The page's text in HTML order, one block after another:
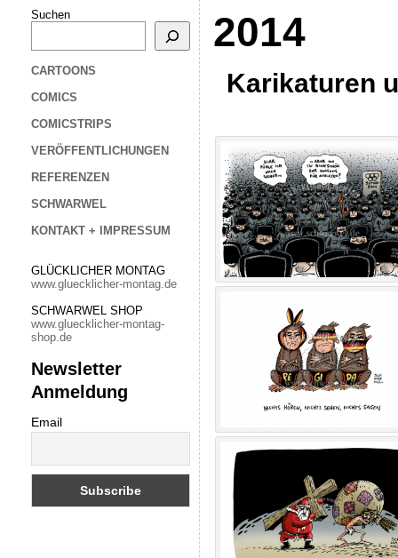
Suchen
CARTOONS
COMICS
COMICSTRIPS
VERÖFFENTLICHUNGEN
REFERENZEN
SCHWARWEL
KONTAKT + IMPRESSUM
GLÜCKLICHER MONTAG
www.gluecklicher-montag.de
SCHWARWEL SHOP
www.gluecklicher-montag-
shop.de
Newsletter
Anmeldung
Email
2014
Karikaturen